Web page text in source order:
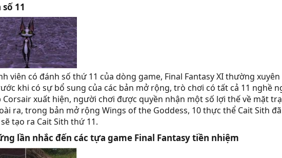
11​
viên có đánh số thứ 11 của dòng game, Final Fantasy XI thường
khi có sự bổ sung của các bản mở rộng, trò chơi có tất cả 11 nghề
Corsair xuất hiện, người chơi được quyền nhận một số lợi thế về mặt
ra, trong bản mở rộng Wings of the Goddess, 10 thực thể Cait Sith
tạo ra Cait Sith thứ 11.
lần nhắc đến các tựa game Final Fantasy tiền nhiệm​